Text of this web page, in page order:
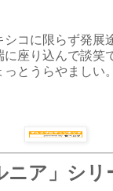
コに限らず発展
に座り込んで談笑
とうらやましい。
ニア」シリ